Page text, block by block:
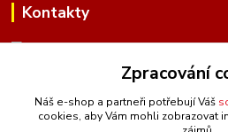
Kontakty
(Po-Pá, 10 - 16 hod.)
info@ceskafotopozadi.cz
Zpracování
Náš e-shop a partneři potřebují Váš
cookies, aby Vám mohli zobrazovat